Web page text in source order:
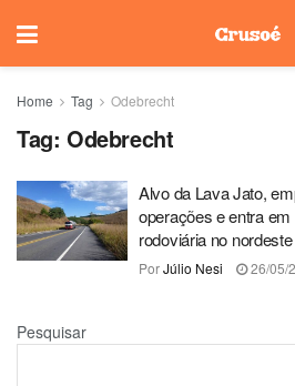
Home Tag Odebrecht
Tag: Odebrecht
Alvo da Lava Jato,
operações e entra
rodoviária no nordeste
PorJúlio Nesi 26/05/
Pesquisar